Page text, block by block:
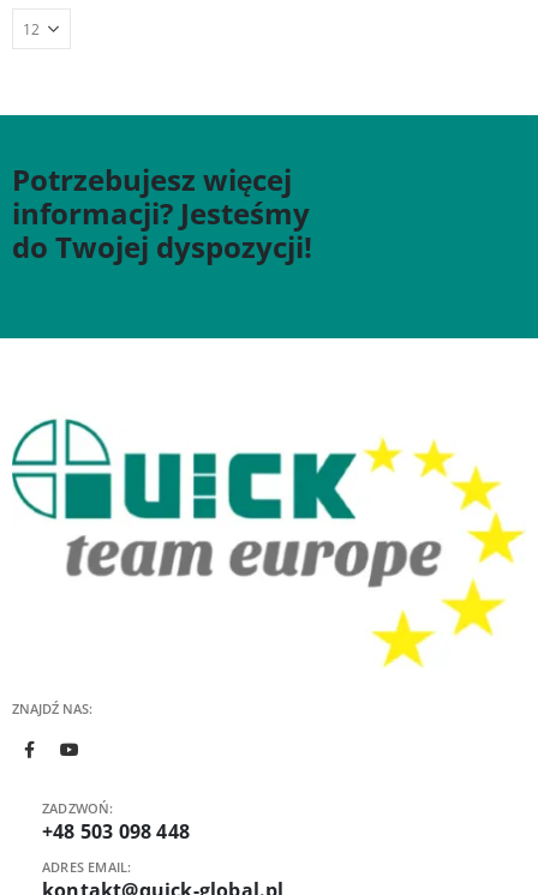
Potrzebujesz więcej
informacji? Jesteśmy
do Twojej dyspozycji!
ZNAJDŹ NAS:
ZADZWOŃ:
+48 503 098 448
ADRES EMAIL: